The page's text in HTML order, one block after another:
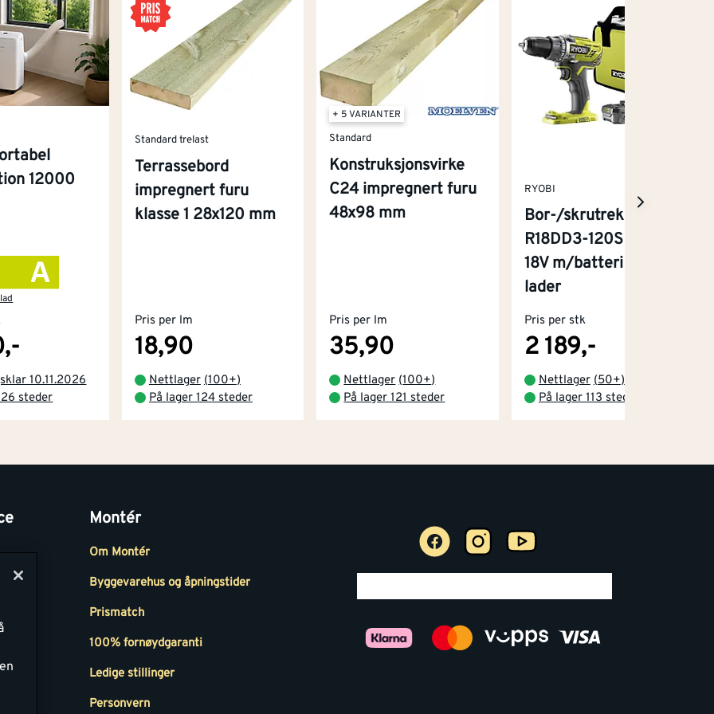
12000
10.11.2026
steder
Standard trelast
Terrassebord
impregnert furu
klasse 1 28x120 mm
Pris per lm
18,90
Nettlager (100+)
På lager 124 steder
+ 5 VARIANTER
Standard
Konstruksjonsvirke
C24 impregnert furu
48x98 mm
Pris per lm
35,90
Nettlager (100+)
På lager 121 steder
RYOBI
Bor-/skrutrekker
R18DD3-120S One+
18V m/batteri og
lader
Pris per stk
2 189,-
Nettlager (50+)
På lager 113 steder
Montér
Om Montér
Byggevarehus og åpningstider
Prismatch
100% fornøydgaranti
Ledige stillinger
Personvern